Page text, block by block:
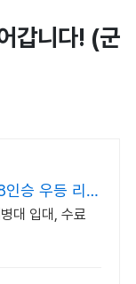
갑니다! (군
승 우등 리무
대 입대, 수료